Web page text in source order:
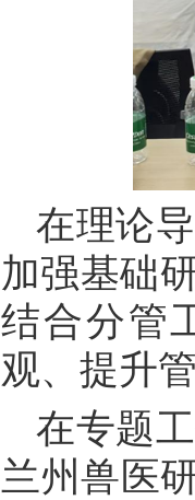
在理论
加强基础
结合分管
观、提升
在专题
兰州兽医